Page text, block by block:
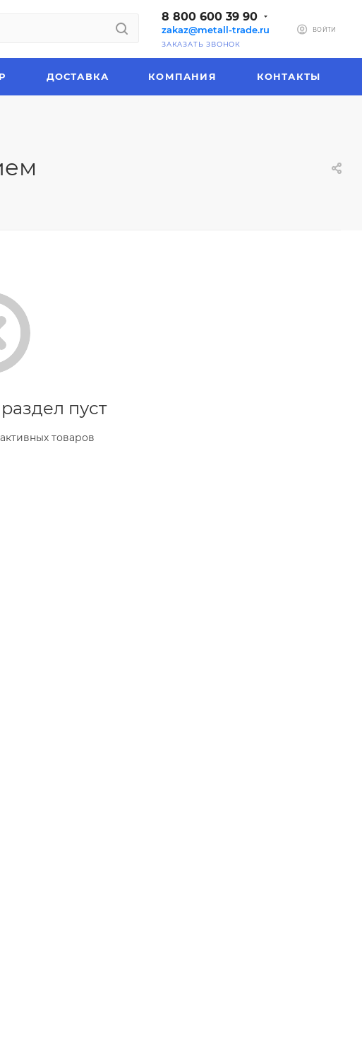
8 800 600 39 90
zakaz@metall-trade.ru
ЗАКАЗАТЬ ЗВОНОК
ВОЙТИ
ДОСТАВКА КОМПАНИЯ КОНТАКТЫ
пуст
товаров